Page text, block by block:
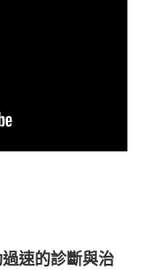
速的診斷與治